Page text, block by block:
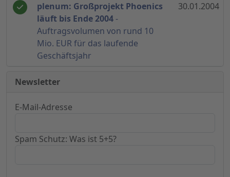
plenum: Großprojekt Phoenics
läuft bis Ende 2004-
Auftragsvolumen von rund 10
Mio. EUR für das laufende
Geschäftsjahr
30.01.2004
Newsletter
E-Mail-Adresse
Spam Schutz: Was ist 5+5?